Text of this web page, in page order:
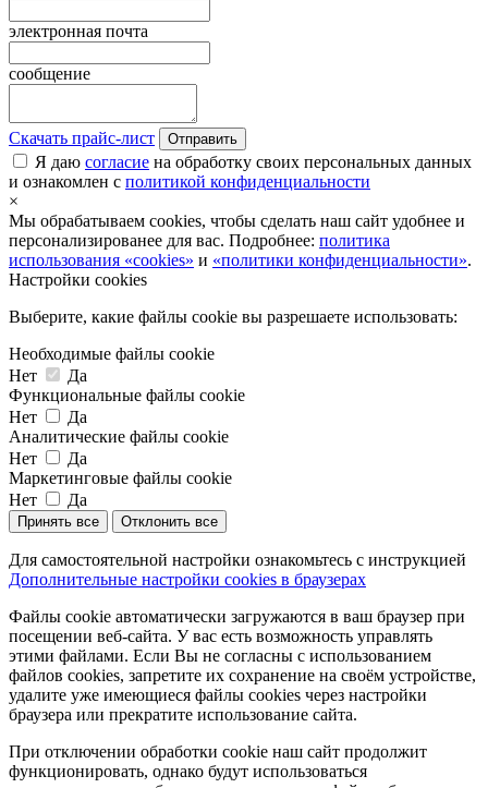
электронная почта
сообщение
Скачать прайс-лист Отправить
Я даю согласие на обработку своих персональных данных
и ознакомлен с политикой конфиденциальности
×
Мы обрабатываем cookies, чтобы сделать наш сайт удобнее и
персонализированее для вас. Подробнее: политика
использования «cookies» и «политики конфиденциальности».
Настройки cookies
Выберите, какие файлы cookie вы разрешаете использовать:
Необходимые файлы cookie
Нет
Да
Функциональные файлы cookie
Нет
Да
Аналитические файлы cookie
Нет
Да
Маркетинговые файлы cookie
Нет
Да
Принять все Отклонить все
Для самостоятельной настройки ознакомьтесь с инструкцией
Дополнительные настройки cookies в браузерах
Файлы cookie автоматически загружаются в ваш браузер при
посещении веб-сайта. У вас есть возможность управлять
этими файлами. Если Вы не согласны с использованием
файлов cookies, запретите их сохранение на своём устройстве,
удалите уже имеющиеся файлы cookies через настройки
браузера или прекратите использование сайта.
При отключении обработки cookie наш сайт продолжит
функционировать, однако будут использоваться